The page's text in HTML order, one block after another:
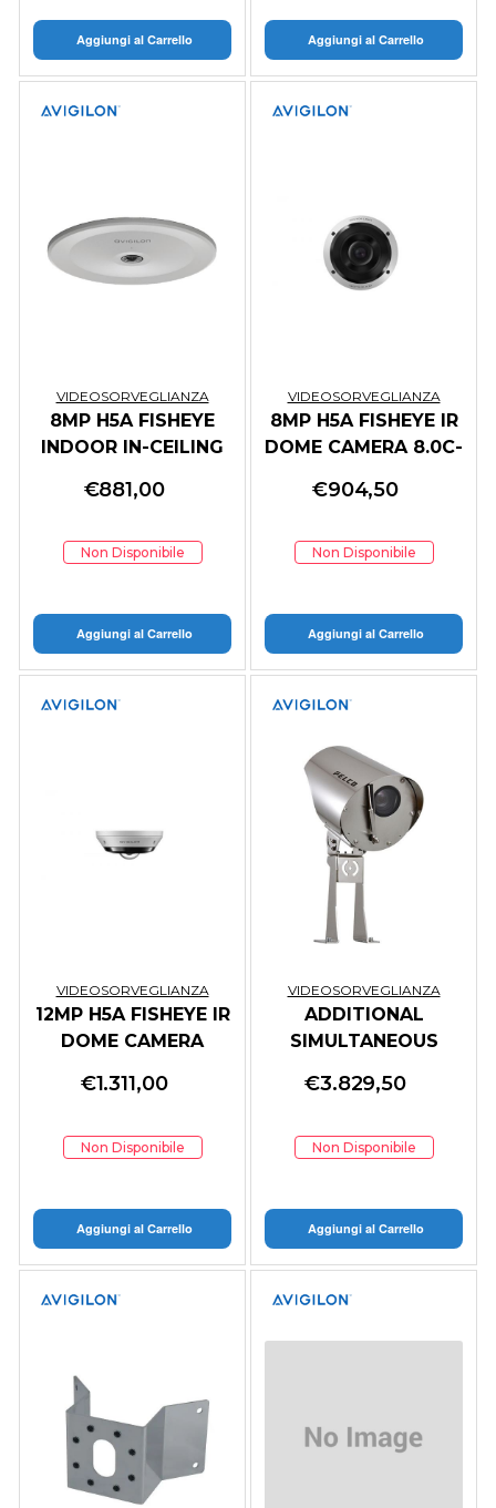
Aggiungi al Carrello Aggiungi al Carrello
VIDEOSORVEGLIANZA
8MP H5A FISHEYE
INDOOR IN-CEILING
FE-DC1
€881,00
Non Disponibile
Aggiungi al Carrello
VIDEOSORVEGLIANZA
8MP H5A FISHEYE IR
DOME CAMERA 8.0C-
€904,50
Non Disponibile
Aggiungi al Carrello
VIDEOSORVEGLIANZA
12MP H5A FISHEYE IR
DOME CAMERA
IR
€1.311,00
Non Disponibile
Aggiungi al Carrello
VIDEOSORVEGLIANZA
ADDITIONAL
SIMULTANEOUS
LICENSE (3 OR
PAW 510068
€3.829,50
Non Disponibile
Aggiungi al Carrello